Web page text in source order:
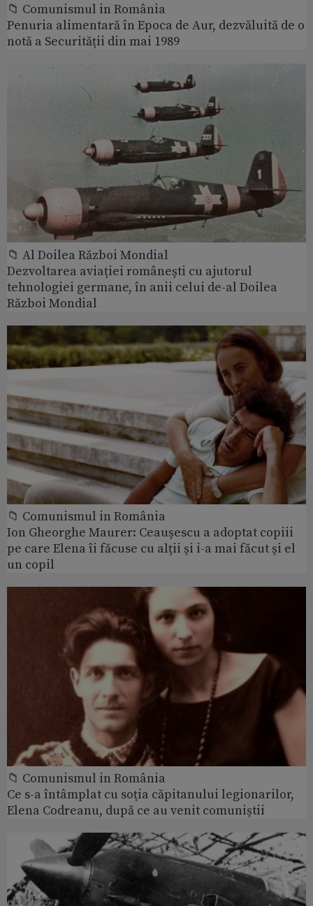
📁 Comunismul in România
Penuria alimentară în Epoca de Aur, dezvăluită de o
notă a Securității din mai 1989
📁 Al Doilea Război Mondial
Dezvoltarea aviației românești cu ajutorul
tehnologiei germane, în anii celui de-al Doilea
Război Mondial
📁 Comunismul in România
Ion Gheorghe Maurer: Ceaușescu a adoptat copiii
pe care Elena îi făcuse cu alții și i-a mai făcut și el
un copil
📁 Comunismul in România
Ce s-a întâmplat cu soţia căpitanului legionarilor,
Elena Codreanu, după ce au venit comuniștii